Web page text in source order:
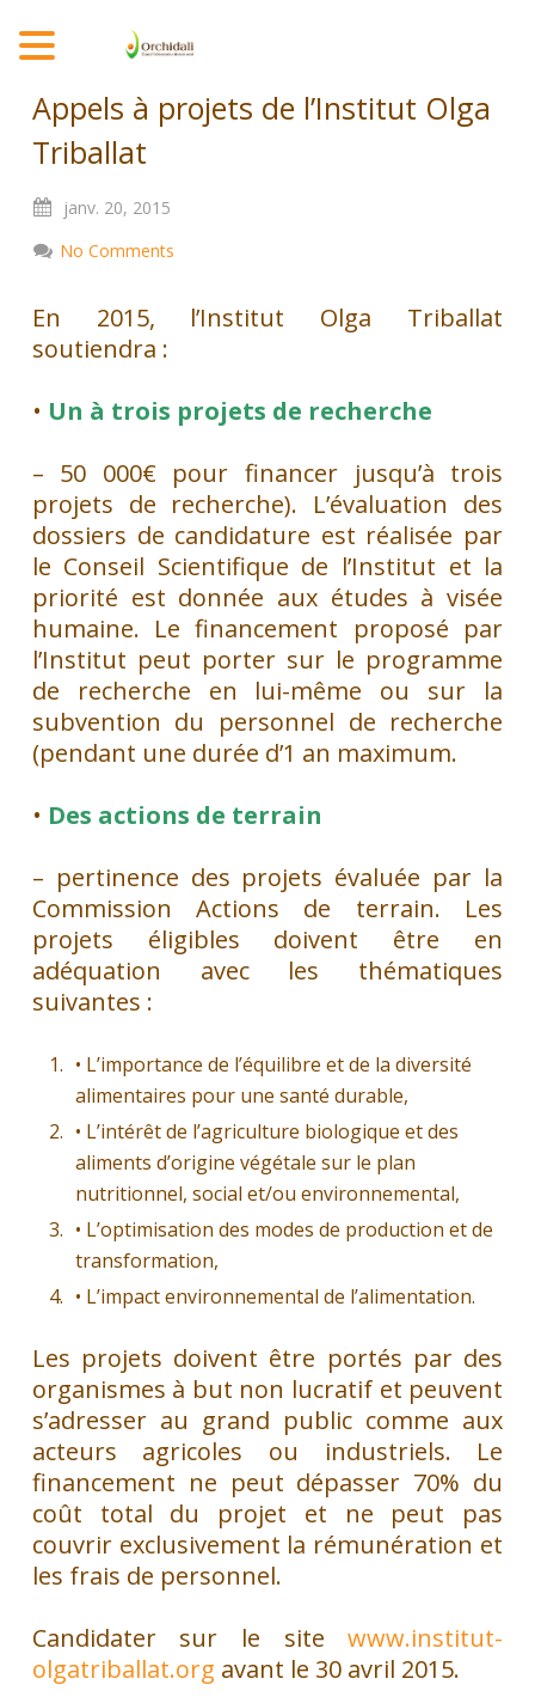
Appels à projets de l’Institut Olga
Triballat
janv. 20, 2015
No Comments
En 2015, l’Institut Olga Triballat
soutiendra :
• Un à trois projets de recherche
– 50 000€ pour financer jusqu’à trois
projets de recherche). L’évaluation des
dossiers de candidature est réalisée par
le Conseil Scientifique de l’Institut et la
priorité est donnée aux études à visée
humaine. Le financement proposé par
l’Institut peut porter sur le programme
de recherche en lui-même ou sur la
subvention du personnel de recherche
(pendant une durée d’1 an maximum.
• Des actions de terrain
– pertinence des projets évaluée par la
Commission Actions de terrain. Les
projets éligibles doivent être en
adéquation avec les thématiques
suivantes :
• L’importance de l’équilibre et de la diversité
alimentaires pour une santé durable,
• L’intérêt de l’agriculture biologique et des
aliments d’origine végétale sur le plan
nutritionnel, social et/ou environnemental,
• L’optimisation des modes de production et de
transformation,
• L’impact environnemental de l’alimentation.
Les projets doivent être portés par des
organismes à but non lucratif et peuvent
s’adresser au grand public comme aux
acteurs agricoles ou industriels. Le
financement ne peut dépasser 70% du
coût total du projet et ne peut pas
couvrir exclusivement la rémunération et
les frais de personnel.
Candidater sur le sitewww.institut-
olgatriballat.org avant le 30 avril 2015.